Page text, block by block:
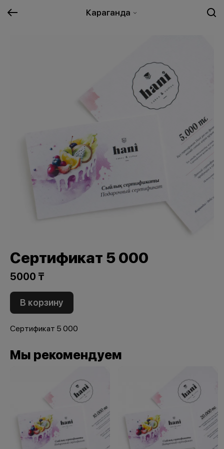
Караганда
Сертификат 5 000
5000 ₸
В корзину
Сертификат 5 000
Мы рекомендуем